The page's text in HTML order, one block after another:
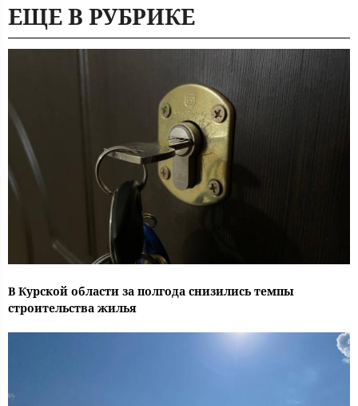
ЕЩЕ В РУБРИКЕ
В Курской области за полгода снизились темпы
строительства жилья